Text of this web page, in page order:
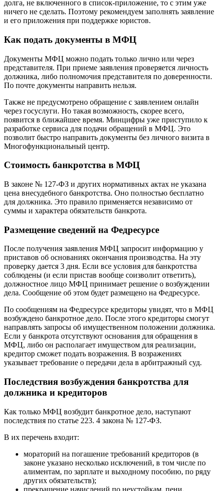
долга, не включенного в список-приложение, то с этим уже
ничего не сделать. Поэтому рекомендуем заполнять заявление
и его приложения при поддержке юристов.
Как подать документы в МФЦ
Документы МФЦ можно подать только лично или через
представителя. При приеме заявления проверяется личность
должника, либо полномочия представителя по доверенности.
По почте документы направить нельзя.
Также не предусмотрено обращение с заявлением онлайн
через госуслуги. Но такая возможность, скорее всего,
появится в ближайшее время. Минцифры уже приступило к
разработке сервиса для подачи обращений в МФЦ. Это
позволит быстро направить документы без личного визита в
Многофункциональный центр.
Стоимость банкротства в МФЦ
В законе № 127-ФЗ и других нормативных актах не указана
цена внесудебного банкротства. Оно полностью бесплатно
для должника. Это правило применяется независимо от
суммы и характера обязательств банкрота.
Размещение сведений на Федресурсе
После получения заявления МФЦ запросит информацию у
приставов об основаниях окончания производства. На эту
проверку дается 3 дня. Если все условия для банкротства
соблюдены (и если пристав вообще соизволит ответить),
должностное лицо МФЦ принимает решение о возбуждении
дела. Сообщение об этом будет размещено на Федресурсе.
По сообщениям на Федресурсе кредиторы увидят, что в МФЦ
возбуждено банкротное дело. После этого кредиторы смогут
направлять запросы об имущественном положении должника.
Если у банкрота отсутствуют основания для обращения в
МФЦ, либо он располагает имуществом для реализации,
кредитор сможет подать возражения. В возражениях
указывает требование о передачи дела в арбитражный суд.
Последствия возбуждения банкротства для
должника и кредиторов
Как только МФЦ возбудит банкротное дело, наступают
последствия по статье 223. 4 закона № 127-ФЗ.
В их перечень входит:
мораторий на погашение требований кредиторов (в
законе указано несколько исключений, в том числе по
алиментам, по зарплате и выходному пособию, по ряду
других обязательств);
прекращение начислений по неустойкам, пени,